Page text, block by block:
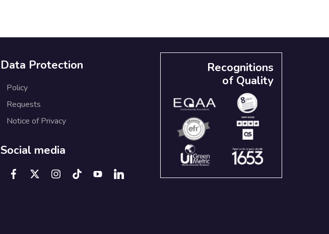
Data Protection
Policy
Requests
Notice of Privacy
Social media
Recognitions
of Quality